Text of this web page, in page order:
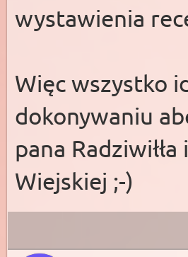
wystawienia
Więc wszystko
dokonywaniu
pana
Wiejskiej ;-)